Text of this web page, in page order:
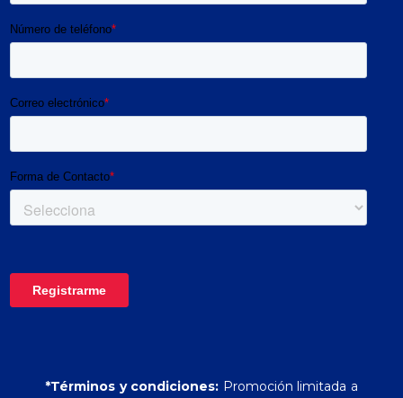
*Términos y condiciones: Promoción limitada a